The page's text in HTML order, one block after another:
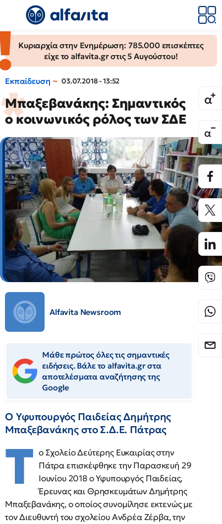
Κυριαρχία στην Ενημέρωση: 785.000 επισκέπτες
είχε το alfavita.gr στις 5 Αυγούστου!
Εκπαίδευση 03.07.2018 - 13:52
Μπαξεβανάκης: Σημαντικός
ο κοινωνικός ρόλος των ΣΔΕ
Alfavita Newsroom
Μάθε πρώτος όλες τις σημαντικές
ειδήσεις. Βάλε το alfavita.gr στα
αποτελέσματα αναζήτησης της
Google
Ο Υφυπουργός Παιδείας Δημήτρης
Μπαξεβανάκης στο Σ.Δ.Ε. Πάτρας
Τ ο Σχολείο Δεύτερης Ευκαιρίας στην
Πάτρα επισκέφθηκε την Παρασκευή 29
Ιουνίου 2018 ο Υφυπουργός Παιδείας,
Έρευνας και Θρησκευμάτων Δημήτρης
Μπαξεβανάκης, ο οποίος συνομίλησε εκτενώς με
τον Διευθυντή του σχολείου Ανδρέα Ζέρβα, την